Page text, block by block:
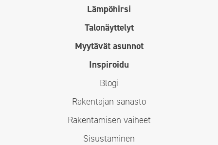
Lämpöhirsi
Talonäyttelyt
Myytävät asunnot
Inspiroidu
Blogi
Rakentajan sanasto
Rakentamisen vaiheet
Sisustaminen